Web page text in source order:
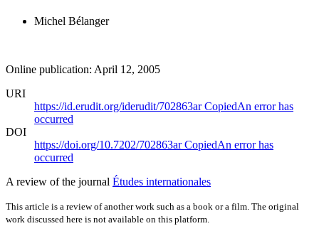
Michel Bélanger
Online publication: April 12, 2005
URI
https://id.erudit.org/iderudit/702863arCopiedAn error has
occurred
DOI
https://doi.org/10.7202/702863arCopiedAn error has
occurred
A review of the journal Études internationales
This article is a review of another work such as a book or a film. The original
work discussed here is not available on this platform.